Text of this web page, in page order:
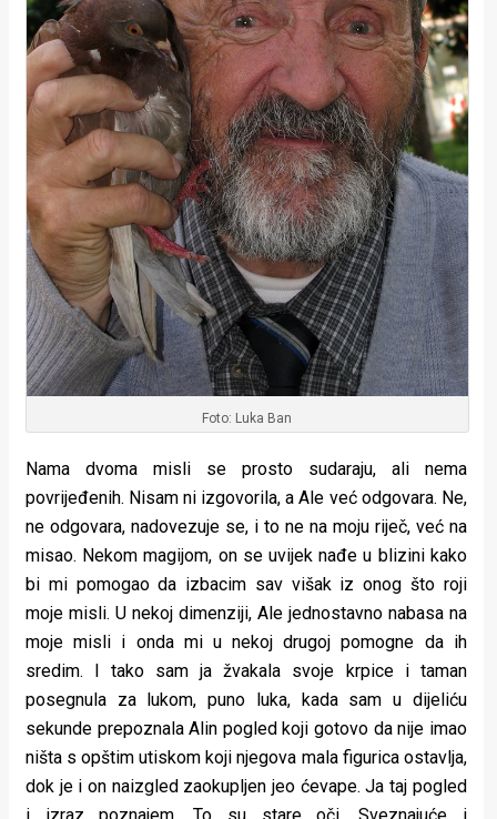
Foto: Luka Ban
Nama dvoma misli se prosto sudaraju, ali nema
povrijeđenih. Nisam ni izgovorila, a Ale već odgovara. Ne,
ne odgovara, nadovezuje se, i to ne na moju riječ, već na
misao. Nekom magijom, on se uvijek nađe u blizini kako
bi mi pomogao da izbacim sav višak iz onog što roji
moje misli. U nekoj dimenziji, Ale jednostavno nabasa na
moje misli i onda mi u nekoj drugoj pomogne da ih
sredim. I tako sam ja žvakala svoje krpice i taman
posegnula za lukom, puno luka, kada sam u dijeliću
sekunde prepoznala Alin pogled koji gotovo da nije imao
ništa s opštim utiskom koji njegova mala figurica ostavlja,
dok je i on naizgled zaokupljen jeo ćevape. Ja taj pogled